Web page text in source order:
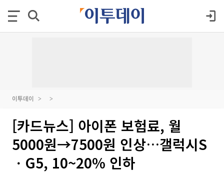
이투데이
[카드뉴스] 아이폰 보험료, 월
5000원→7500원 인상…갤럭시S
ㆍG5, 10~20% 인하